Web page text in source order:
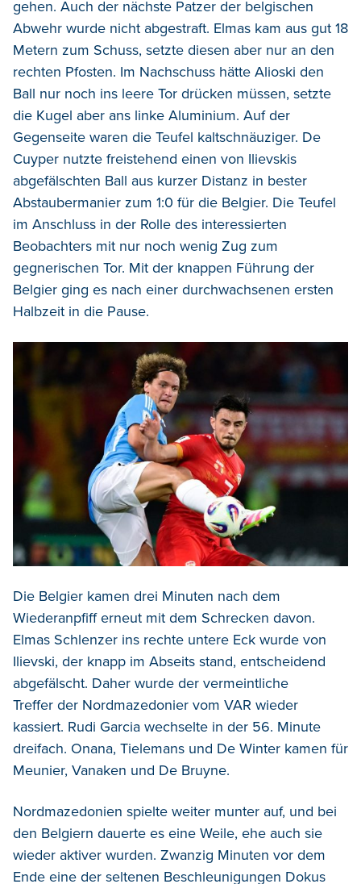
gehen. Auch der nächste Patzer der belgischen
Abwehr wurde nicht abgestraft. Elmas kam aus gut 18
Metern zum Schuss, setzte diesen aber nur an den
rechten Pfosten. Im Nachschuss hätte Alioski den
Ball nur noch ins leere Tor drücken müssen, setzte
die Kugel aber ans linke Aluminium. Auf der
Gegenseite waren die Teufel kaltschnäuziger. De
Cuyper nutzte freistehend einen von Ilievskis
abgefälschten Ball aus kurzer Distanz in bester
Abstaubermanier zum 1:0 für die Belgier. Die Teufel
im Anschluss in der Rolle des interessierten
Beobachters mit nur noch wenig Zug zum
gegnerischen Tor. Mit der knappen Führung der
Belgier ging es nach einer durchwachsenen ersten
Halbzeit in die Pause.
Die Belgier kamen drei Minuten nach dem
Wiederanpfiff erneut mit dem Schrecken davon.
Elmas Schlenzer ins rechte untere Eck wurde von
Ilievski, der knapp im Abseits stand, entscheidend
abgefälscht. Daher wurde der vermeintliche
Treffer der Nordmazedonier vom VAR wieder
kassiert. Rudi Garcia wechselte in der 56. Minute
dreifach. Onana, Tielemans und De Winter kamen für
Meunier, Vanaken und De Bruyne.
Nordmazedonien spielte weiter munter auf, und bei
den Belgiern dauerte es eine Weile, ehe auch sie
wieder aktiver wurden. Zwanzig Minuten vor dem
Ende eine der seltenen Beschleunigungen Dokus